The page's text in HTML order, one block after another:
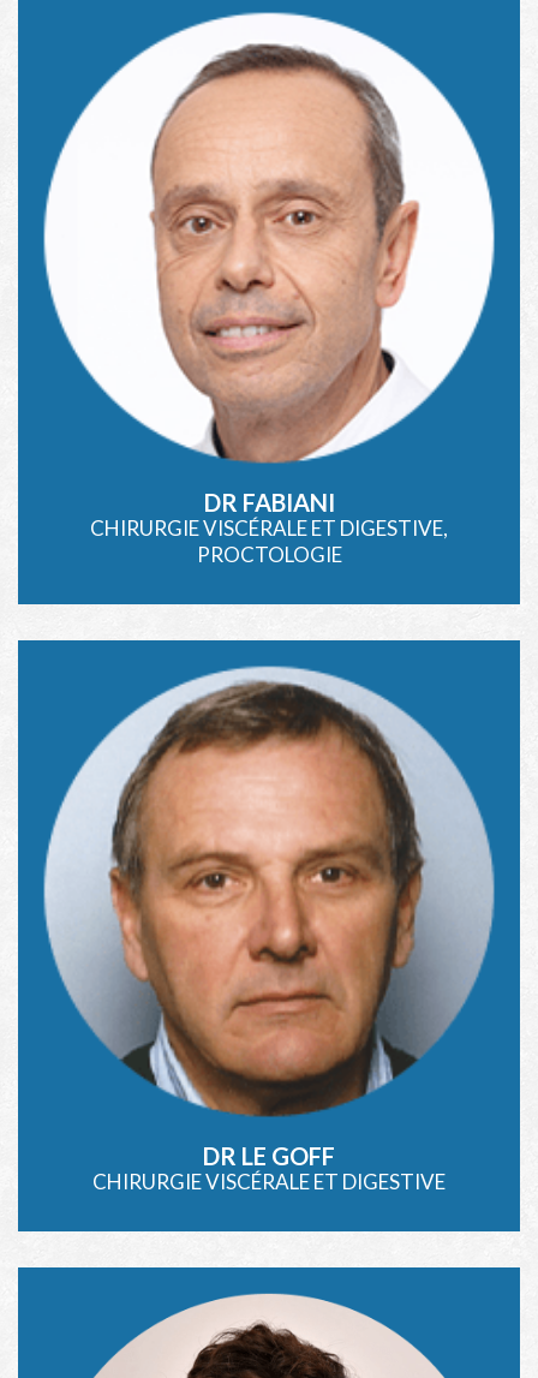
DR FABIANI
CHIRURGIE VISCÉRALE ET DIGESTIVE,
PROCTOLOGIE
DR LE GOFF
CHIRURGIE VISCÉRALE ET DIGESTIVE